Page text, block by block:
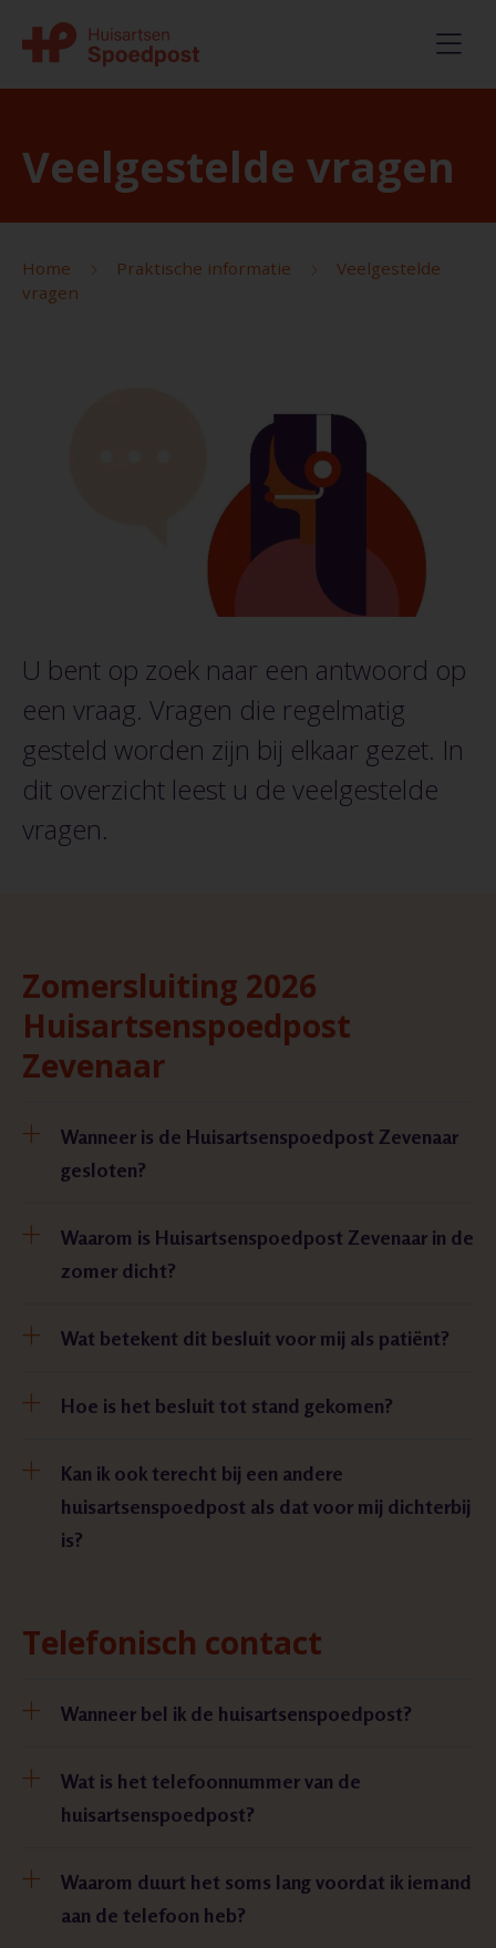
Veelgestelde vragen
Home Praktische informatie
Veelgestelde
vragen
U bent op zoek naar een antwoord op
een vraag. Vragen die regelmatig
gesteld worden zijn bij elkaar gezet. In
dit overzicht leest u de veelgestelde
vragen.
Zomersluiting 2026
Huisartsenspoedpost
Zevenaar
Wanneer is de Huisartsenspoedpost Zevenaar
gesloten?
Waarom is Huisartsenspoedpost Zevenaar in de
zomer dicht?
Wat betekent dit besluit voor mij als patiënt?
Hoe is het besluit tot stand gekomen?
Kan ik ook terecht bij een andere
huisartsenspoedpost als dat voor mij dichterbij
is?
Telefonisch contact
Wanneer bel ik de huisartsenspoedpost?
Wat is het telefoonnummer van de
huisartsenspoedpost?
Waarom duurt het soms lang voordat ik iemand
aan de telefoon heb?